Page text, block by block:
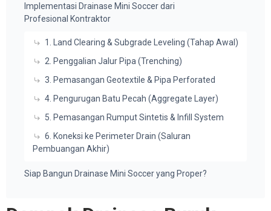
Implementasi Drainase Mini Soccer dari
Profesional Kontraktor
1. Land Clearing & Subgrade Leveling (Tahap Awal)
2. Penggalian Jalur Pipa (Trenching)
3. Pemasangan Geotextile & Pipa Perforated
4. Pengurugan Batu Pecah (Aggregate Layer)
5. Pemasangan Rumput Sintetis & Infill System
6. Koneksi ke Perimeter Drain (Saluran
Pembuangan Akhir)
Siap Bangun Drainase Mini Soccer yang Proper?